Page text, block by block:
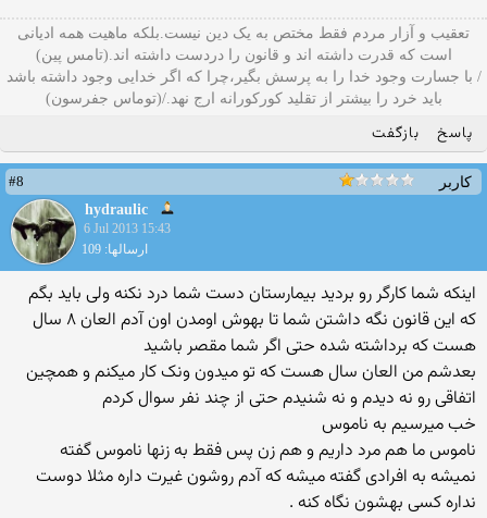
تعقیب و آزار مردم فقط مختص به یک دین نیست.بلکه ماهیت همه ادیانی
است که قدرت داشته اند و قانون را دردست داشته اند.(تامس پین)
/ با جسارت وجود خدا را به پرسش بگیر،چرا که اگر خدایی وجود داشته باشد
باید خرد را بیشتر از تقلید کورکورانه ارج نهد./(توماس جفرسون)
پاسخ بازگفت
کاربر
#8
hydraulic
6 Jul 2013 15:43
ارسالها: 109
اینکه شما کارگر رو بردید بیمارستان دست شما درد نکنه ولی باید بگم
که این قانون نگه داشتن شما تا بهوش اومدن اون آدم العان ۸ سال
هست که برداشته شده حتی اگر شما مقصر باشید
بعدشم من العان سال هست که تو میدون ونک کار میکنم و همچین
اتفاقی رو نه دیدم و نه شنیدم حتی از چند نفر سوال کردم
خب میرسیم به ناموس
ناموس ما هم مرد داریم و هم زن پس فقط به زنها ناموس گفته
نمیشه به افرادی گفته میشه که آدم روشون غیرت داره مثلا دوست
نداره کسی بهشون نگاه کنه .